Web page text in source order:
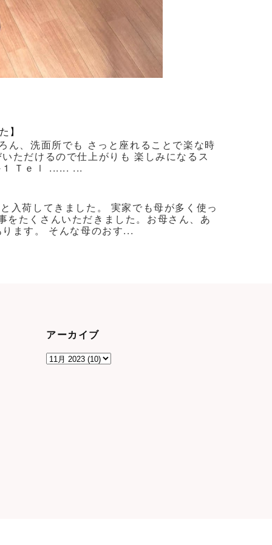
】
、洗面所でも さっと座れることで楽な時
ただけるので仕上がりも 楽しみになるス
1 Ｔｅｌ ...... ...
入荷してきました。 実家でも母が多く使っ
たくさんいただきました。お母さん、あ
ます。 そんな母のおす...
アーカイブ